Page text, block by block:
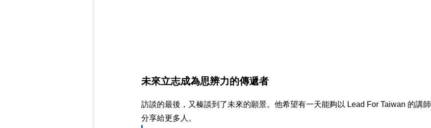
未來立志成為思辨力的傳遞者
訪談的最後，又榛談到了未來的願景。他希望有一天能夠以 Lead For Taiwan 的講
分享給更多人。